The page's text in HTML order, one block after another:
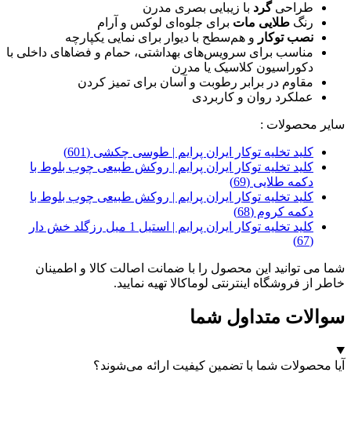
طراحیگرد با زیبایی بصری مدرن
رنگ طلایی مات برای جلوه‌ای لوکس و آرام
نصب توکار و هم‌سطح با دیوار برای نمایی یکپارچه
مناسب برای سرویس‌های بهداشتی، حمام و فضاهای داخلی با
دکوراسیون کلاسیک یا مدرن
مقاوم در برابر رطوبت و آسان برای تمیز کردن
عملکرد روان و کاربردی
سایر محصولات :
کلید تخلیه توکار ایران پرایم | طوسی چکشی (601)
کلید تخلیه توکار ایران پرایم | روکش طبیعی چوب بلوط با
دکمه طلایی (69)
کلید تخلیه توکار ایران پرایم | روکش طبیعی چوب بلوط با
دکمه کروم (68)
کلید تخلیه توکار ایران پرایم | استیل 1 میل رزگلد خش دار
(67)
شما می توانید این محصول را با ضمانت اصالت کالا و اطمینان
خاطر از فروشگاه اینترنتی لوماکالا تهیه نمایید.
سوالات متداول شما
آیا محصولات شما با تضمین کیفیت ارائه می‌شوند؟